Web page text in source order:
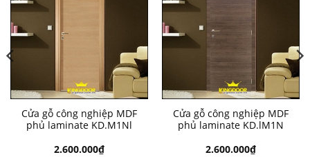
Cửa gỗ công nghiệp MDF
phủ laminate KD.M1Nl
2.600.000₫
Cửa gỗ công nghiệp MDF
phủ laminate KD.lM1N
2.600.000₫